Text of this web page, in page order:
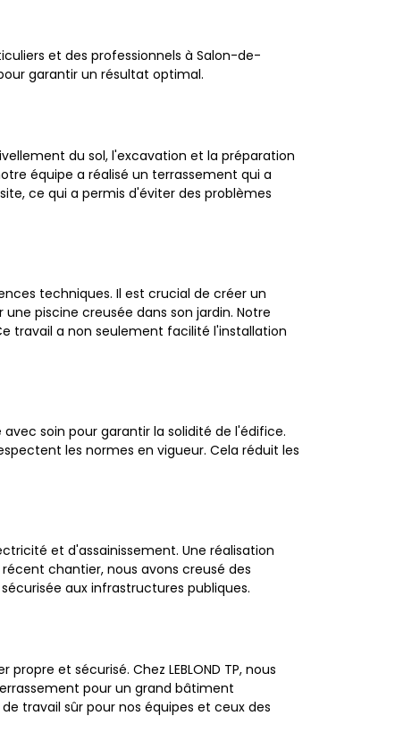
et des professionnels à Salon-de-
garantir un résultat optimal.
du sol, l'excavation et la préparation
équipe a réalisé un terrassement qui a
ce qui a permis d'éviter des problèmes
techniques. Il est crucial de créer un
piscine creusée dans son jardin. Notre
travail a non seulement facilité l'installation
soin pour garantir la solidité de l'édifice.
les normes en vigueur. Cela réduit les
et d'assainissement. Une réalisation
chantier, nous avons creusé des
aux infrastructures publiques.
et sécurisé. Chez LEBLOND TP, nous
pour un grand bâtiment
travail sûr pour nos équipes et ceux des